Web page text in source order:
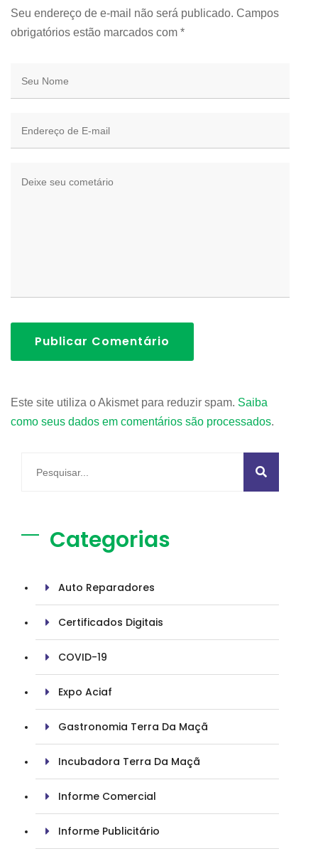
Seu endereço de e-mail não será publicado. Campos
obrigatórios estão marcados com *
Publicar Comentário
Este site utiliza o Akismet para reduzir spam. Saiba
como seus dados em comentários são processados.
Categorias
Auto Reparadores
Certificados Digitais
COVID-19
Expo Aciaf
Gastronomia Terra Da Maçã
Incubadora Terra Da Maçã
Informe Comercial
Informe Publicitário